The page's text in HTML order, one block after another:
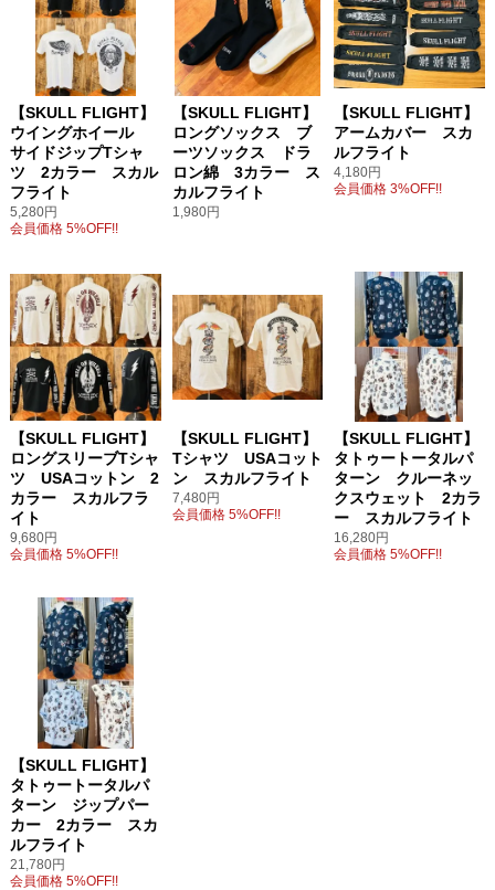
【SKULL FLIGHT】
ウイングホイール
サイドジップTシャ
ツ 2カラー スカル
フライト
5,280円
会員価格 5%OFF!!
【SKULL FLIGHT】
ロングソックス ブ
ーツソックス ドラ
ロン綿 3カラー ス
カルフライト
1,980円
【SKULL FLIGHT】
アームカバー スカ
ルフライト
4,180円
会員価格 3%OFF!!
【SKULL FLIGHT】
ロングスリーブTシャ
ツ USAコットン 2
カラー スカルフラ
イト
9,680円
会員価格 5%OFF!!
【SKULL FLIGHT】
Tシャツ USAコット
ン スカルフライト
7,480円
会員価格 5%OFF!!
【SKULL FLIGHT】
タトゥートータルパ
ターン クルーネッ
クスウェット 2カラ
ー スカルフライト
16,280円
会員価格 5%OFF!!
【SKULL FLIGHT】
タトゥートータルパ
ターン ジップパー
カー 2カラー スカ
ルフライト
21,780円
会員価格 5%OFF!!